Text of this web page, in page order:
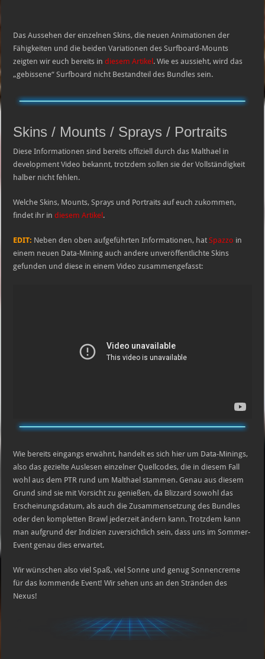
Das Aussehen der einzelnen Skins, die neuen Animationen der
Fähigkeiten und die beiden Variationen des Surfboard-Mounts
zeigten wir euch bereits indiesem Artikel . Wie es aussieht, wird das
„gebissene“ Surfboard nicht Bestandteil des Bundles sein.
Skins / Mounts / Sprays / Portraits
Diese Informationen sind bereits offiziell durch das Malthael in
development Video bekannt, trotzdem sollen sie der Vollständigkeit
halber nicht fehlen.
Welche Skins, Mounts, Sprays und Portraits auf euch zukommen,
findet ihr indiesem Artikel.
EDIT: Neben den oben aufgeführten Informationen, hatSpazzo in
einem neuen Data-Mining auch andere unveröffentlichte Skins
gefunden und diese in einem Video zusammengefasst:
Wie bereits eingangs erwähnt, handelt es sich hier um Data-Minings,
also das gezielte Auslesen einzelner Quellcodes, die in diesem Fall
wohl aus dem PTR rund um Malthael stammen. Genau aus diesem
Grund sind sie mit Vorsicht zu genießen, da Blizzard sowohl das
Erscheinungsdatum, als auch die Zusammensetzung des Bundles
oder den kompletten Brawl jederzeit ändern kann. Trotzdem kann
man aufgrund der Indizien zuversichtlich sein, dass uns im Sommer-
Event genau dies erwartet.
Wir wünschen also viel Spaß, viel Sonne und genug Sonnencreme
für das kommende Event! Wir sehen uns an den Stränden des
Nexus!